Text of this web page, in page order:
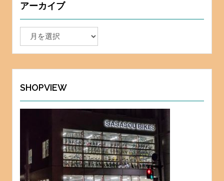
アーカイブ
カ
SHOPVIEW